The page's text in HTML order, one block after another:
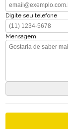
Digite seu telefone
Mensagem